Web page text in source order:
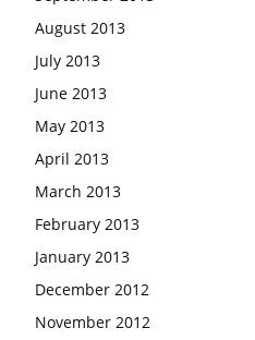
August 2013
July 2013
June 2013
May 2013
April 2013
March 2013
February 2013
January 2013
December 2012
November 2012